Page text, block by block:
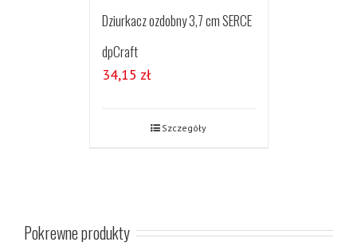
Dziurkacz ozdobny 3,7 cm SERCE
dpCraft
34,15 zł
Szczegóły
Pokrewne produkty